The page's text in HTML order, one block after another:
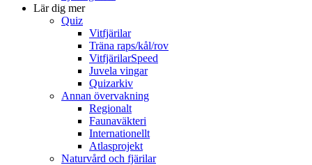
Lär dig mer
Quiz
Vitfjärilar
Träna raps/kål/rov
VitfjärilarSpeed
Juvela vingar
Quizarkiv
Annan övervakning
Regionalt
Faunaväkteri
Internationellt
Atlasprojekt
Naturvård och fjärilar